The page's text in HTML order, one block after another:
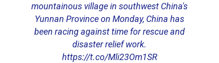
mountainous village in southwest China's
Yunnan Province on Monday, China has
been racing against time for rescue and
disaster relief work.
https://t.co/Mli23Om1SR